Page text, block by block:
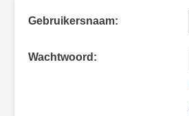
Gebruikersnaam:
Wachtwoord: